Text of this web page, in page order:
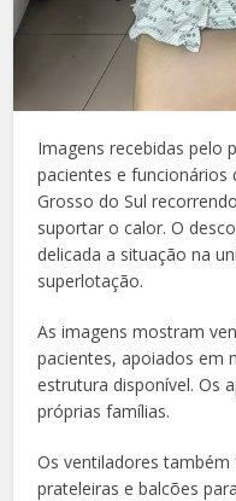
Imagens recebidas pelo
pacientes e funcionários
Grosso do Sul
suportar o calor. O
delicada a situação na
superlotação.
As imagens mostram
pacientes, apoiados em
estrutura disponível. Os
próprias famílias.
Os ventiladores
prateleiras e balcões